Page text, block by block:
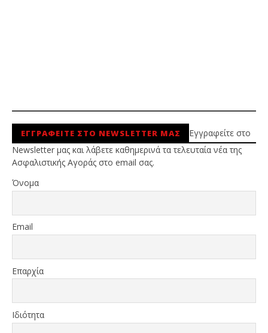
ΕΓΓΡΑΦΕΙΤΕ ΣΤΟ NEWSLETTER ΜΑΣ
Εγγραφείτε στο
Newsletter μας και λάβετε καθημερινά τα τελευταία νέα της
Ασφαλιστικής Αγοράς στο email σας.
Όνομα
Email
Επαρχία
Ιδιότητα